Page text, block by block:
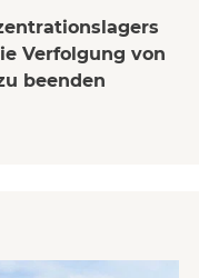
Verfolgung von
beenden